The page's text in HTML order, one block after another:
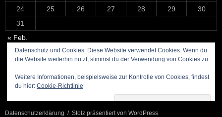
24
25 26 27 28 29
30
31
« Feb.
Datenschutz und Cookies: Diese Website verwendet Cookies. Wenn du
die Website weiterhin nutzt, stimmst du der Verwendung von Cookies zu.
Weitere Informationen, beispielsweise zur Kontrolle von Cookies, findest
du hier: Cookie-Richtlinie
Datenschutzerklärung Stolz präsentiert von WordPress